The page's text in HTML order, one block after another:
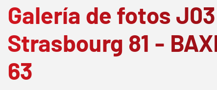
Galería de fotos J03
Strasbourg 81 -
63